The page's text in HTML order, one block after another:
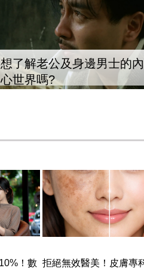
想了解老公及身邊男士的內
心世界嗎?
！數 拒絕無效醫美！皮膚專